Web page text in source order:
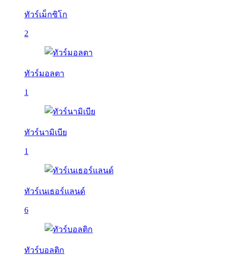
ทัวร์เม็กซิโก
2
ทัวร์มอลตา
1
ทัวร์นามิเบีย
1
ทัวร์เนเธอร์แลนด์
6
ทัวร์บอลติก